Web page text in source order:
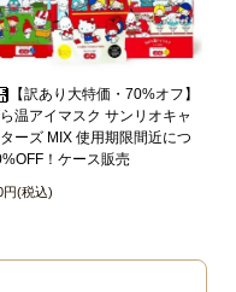
【訳あり大特価・70%オフ】
温アイマスク サンリオキャ
ーズ MIX 使用期限間近につ
！ケース販売
円(税込)